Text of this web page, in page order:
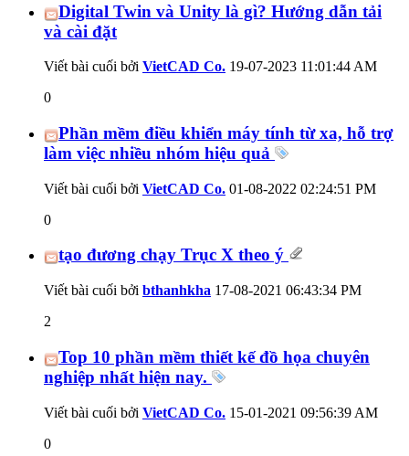
Digital Twin và Unity là gì? Hướng dẫn tải
và cài đặt
Viết bài cuối bởi VietCAD Co. 19-07-2023 11:01:44 AM
0
Phần mềm điều khiển máy tính từ xa, hỗ trợ
làm việc nhiều nhóm hiệu quả
Viết bài cuối bởi VietCAD Co. 01-08-2022 02:24:51 PM
0
tạo đương chạy Trục X theo ý
Viết bài cuối bởi bthanhkha 17-08-2021 06:43:34 PM
2
Top 10 phần mềm thiết kế đồ họa chuyên
nghiệp nhất hiện nay.
Viết bài cuối bởi VietCAD Co. 15-01-2021 09:56:39 AM
0